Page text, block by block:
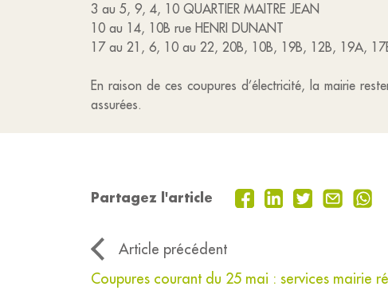
3 au 5, 9, 4, 10 QUARTIER MAITRE JEAN
10 au 14, 10B rue HENRI DUNANT
17 au 21, 6, 10 au 22, 20B, 10B, 19B, 12B, 19A,
En raison de ces coupures d’électricité, la mairie
assurées.
Partagez l'article
Article précédent
Coupures courant du 25 mai : services mairie